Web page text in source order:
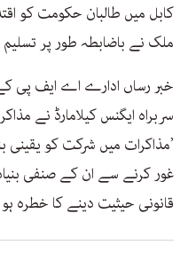
کابل میں طالبان حکومت کو
ملک نے باضابطہ طور پر تسلیم
خبر رساں ادارے اے ایف پی
سربراہ ایگنس کیلامارڈ نے
’مذاکرات میں شرکت کو یقینی
غور کرنے سے ان کے صنفی
قانونی حیثیت دینے کا خطرہ ہو